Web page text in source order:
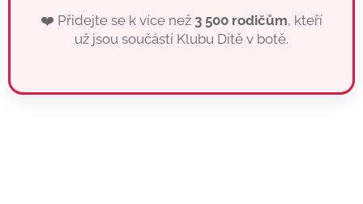
❤️ Přidejte se k více než 3 500 rodičům, kteří
už jsou součástí Klubu Dítě v botě.